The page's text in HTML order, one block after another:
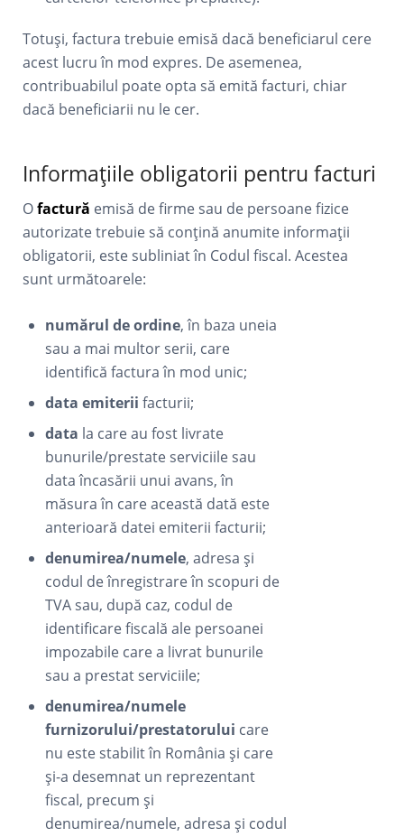
Totuși, factura trebuie emisă dacă beneficiarul cere
acest lucru în mod expres. De asemenea,
contribuabilul poate opta să emită facturi, chiar
dacă beneficiarii nu le cer.
Informațiile obligatorii pentru facturi
Ofactură emisă de firme sau de persoane fizice
autorizate trebuie să conțină anumite informații
obligatorii, este subliniat în Codul fiscal. Acestea
sunt următoarele:
numărul de ordine, în baza uneia
sau a mai multor serii, care
identifică factura în mod unic;
data emiterii facturii;
data la care au fost livrate
bunurile/prestate serviciile sau
data încasării unui avans, în
măsura în care această dată este
anterioară datei emiterii facturii;
denumirea/numele, adresa și
codul de înregistrare în scopuri de
TVA sau, după caz, codul de
identificare fiscală ale persoanei
impozabile care a livrat bunurile
sau a prestat serviciile;
denumirea/numele
furnizorului/prestatorului care
nu este stabilit în România și care
și-a desemnat un reprezentant
fiscal, precum și
denumirea/numele, adresa și codul